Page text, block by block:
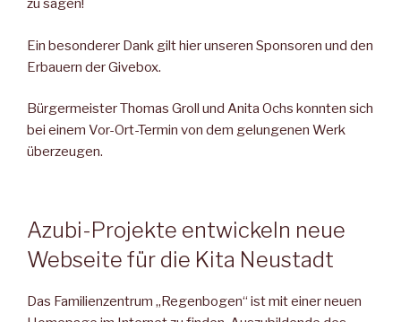
zu sagen!
Ein besonderer Dank gilt hier unseren Sponsoren und den
Erbau­ern der Givebox.
Bürgermeister Thomas Groll und Anita Ochs konnten sich
bei ei­nem Vor-Ort-Termin von dem gelungenen Werk
überzeugen.
Azubi-Projekte entwickeln neue
Webseite für die Kita Neustadt
Das Familienzentrum „Regenbogen“ ist mit einer neuen